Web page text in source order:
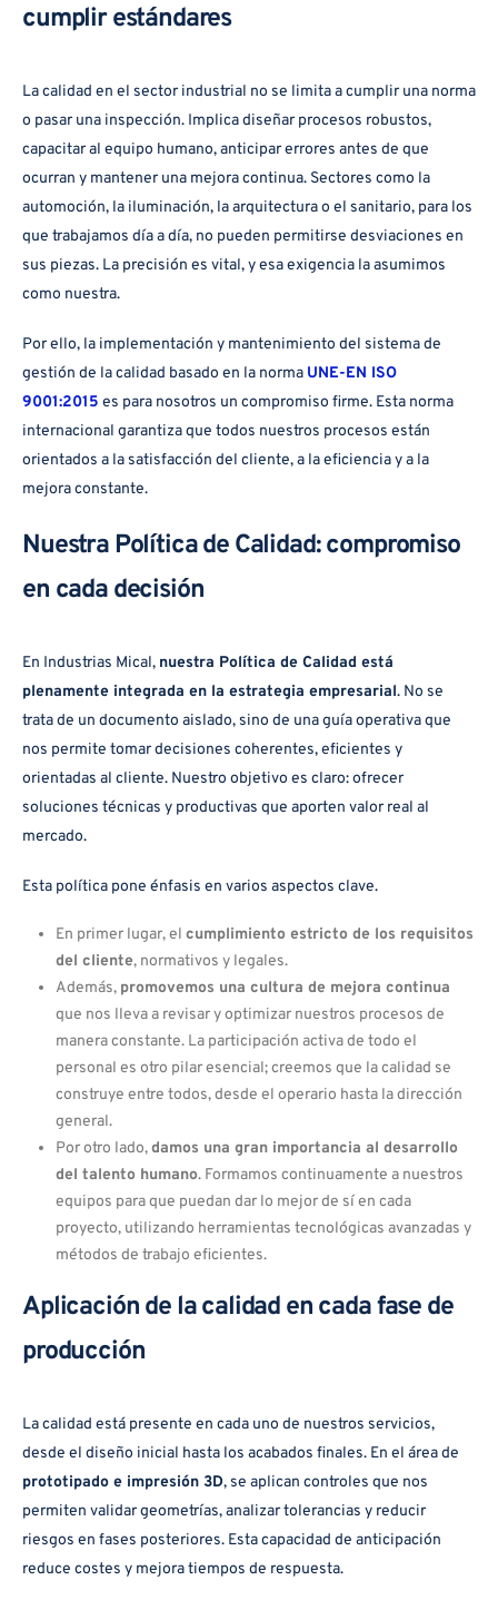
cumplir estándares
La calidad en el sector industrial no se limita a cumplir una norma
o pasar una inspección. Implica diseñar procesos robustos,
capacitar al equipo humano, anticipar errores antes de que
ocurran y mantener una mejora continua. Sectores como la
automoción, la iluminación, la arquitectura o el sanitario, para los
que trabajamos día a día, no pueden permitirse desviaciones en
sus piezas. La precisión es vital, y esa exigencia la asumimos
como nuestra.
Por ello, la implementación y mantenimiento del sistema de
gestión de la calidad basado en la norma UNE-EN ISO
9001:2015 es para nosotros un compromiso firme. Esta norma
internacional garantiza que todos nuestros procesos están
orientados a la satisfacción del cliente, a la eficiencia y a la
mejora constante.
Nuestra Política de Calidad: compromiso
en cada decisión
En Industrias Mical, nuestra Política de Calidad está
plenamente integrada en la estrategia empresarial. No se
trata de un documento aislado, sino de una guía operativa que
nos permite tomar decisiones coherentes, eficientes y
orientadas al cliente. Nuestro objetivo es claro: ofrecer
soluciones técnicas y productivas que aporten valor real al
mercado.
Esta política pone énfasis en varios aspectos clave.
En primer lugar, el cumplimiento estricto de los requisitos
del cliente, normativos y legales.
Además, promovemos una cultura de mejora continua
que nos lleva a revisar y optimizar nuestros procesos de
manera constante. La participación activa de todo el
personal es otro pilar esencial; creemos que la calidad se
construye entre todos, desde el operario hasta la dirección
general.
Por otro lado,damos una gran importancia al desarrollo
del talento humano. Formamos continuamente a nuestros
equipos para que puedan dar lo mejor de sí en cada
proyecto, utilizando herramientas tecnológicas avanzadas y
métodos de trabajo eficientes.
Aplicación de la calidad en cada fase de
producción
La calidad está presente en cada uno de nuestros servicios,
desde el diseño inicial hasta los acabados finales. En el área de
prototipado e impresión 3D, se aplican controles que nos
permiten validar geometrías, analizar tolerancias y reducir
riesgos en fases posteriores. Esta capacidad de anticipación
reduce costes y mejora tiempos de respuesta.